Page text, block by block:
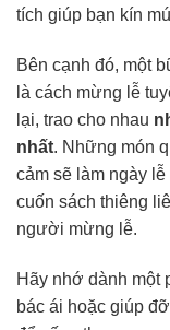
tích giúp bạn kín
Bên cạnh đó, một
là cách mừng lễ
lại, trao cho nhau
nhất. Những món
cảm sẽ làm ngày
cuốn sách thiêng
người mừng lễ.
Hãy nhớ dành một
bác ái hoặc giúp